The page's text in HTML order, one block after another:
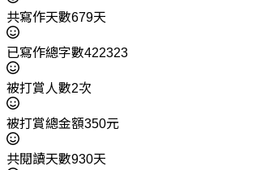
共寫作天數679天
已寫作總字數422323
被打賞人數2次
被打賞總金額350元
共閱讀天數930天